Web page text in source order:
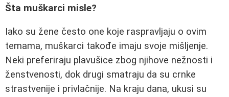
Šta muškarci misle?
Iako su žene često one koje raspravljaju o ovim
temama, muškarci takođe imaju svoje mišljenje.
Neki preferiraju plavušice zbog njihove nežnosti i
ženstvenosti, dok drugi smatraju da su crnke
strastvenije i privlačnije. Na kraju dana, ukusi su